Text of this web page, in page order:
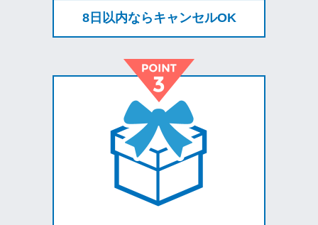
8日以内ならキャンセルOK